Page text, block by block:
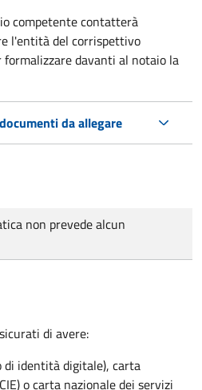
competente contatterà
l'entità del corrispettivo
formalizzare davanti al notaio la
da allegare
non prevede alcun
di avere:
di identità digitale), carta
o carta nazionale dei servizi